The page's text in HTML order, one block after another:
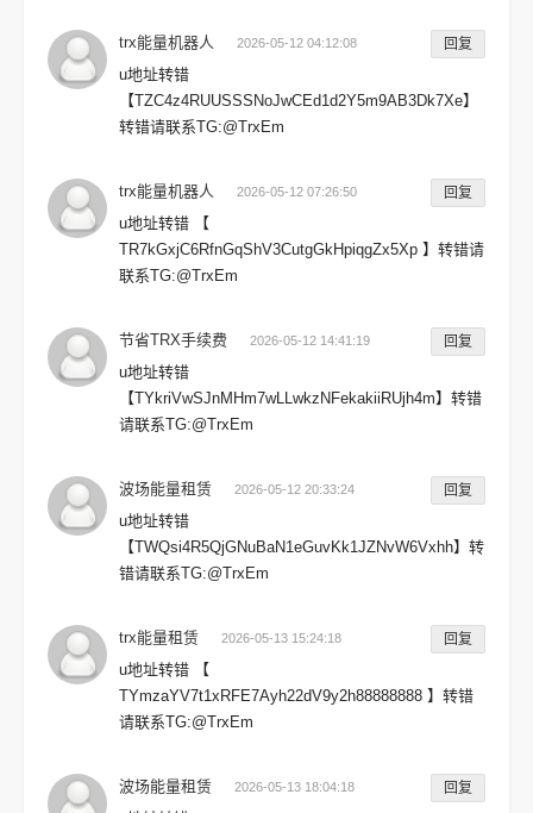
trx能量机器人 2026-05-12 04:12:08 回复
u地址转错
【TZC4z4RUUSSSNoJwCEd1d2Y5m9AB3Dk7Xe】
转错请联系TG:@TrxEm
trx能量机器人 2026-05-12 07:26:50 回复
u地址转错 【
TR7kGxjC6RfnGqShV3CutgGkHpiqgZx5Xp 】转错请
联系TG:@TrxEm
节省TRX手续费 2026-05-12 14:41:19 回复
u地址转错
【TYkriVwSJnMHm7wLLwkzNFekakiiRUjh4m】转错
请联系TG:@TrxEm
波场能量租赁 2026-05-12 20:33:24 回复
u地址转错
【TWQsi4R5QjGNuBaN1eGuvKk1JZNvW6Vxhh】转
错请联系TG:@TrxEm
trx能量租赁 2026-05-13 15:24:18 回复
u地址转错 【
TYmzaYV7t1xRFE7Ayh22dV9y2h88888888 】转错
请联系TG:@TrxEm
波场能量租赁 2026-05-13 18:04:18 回复